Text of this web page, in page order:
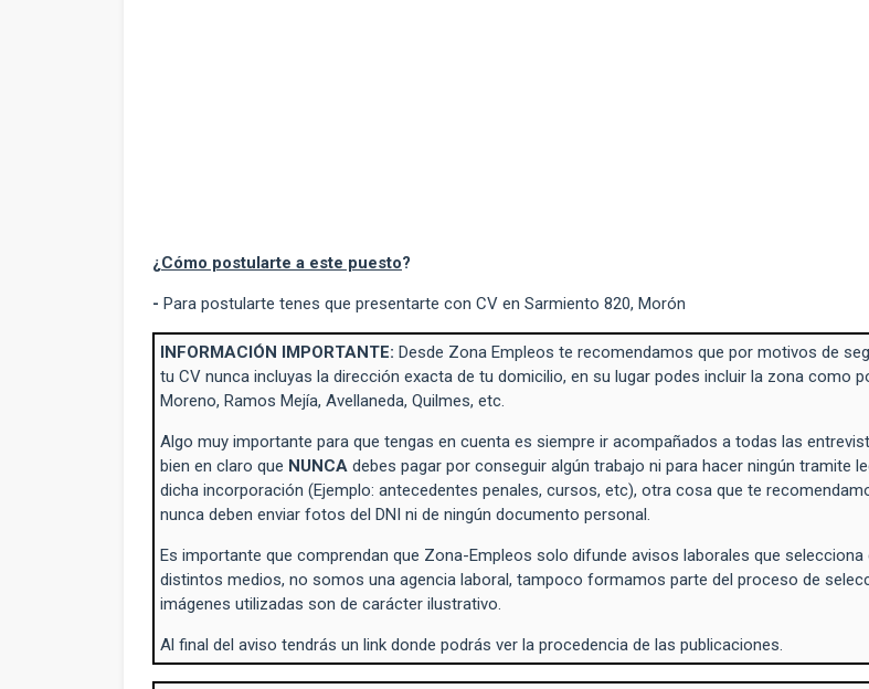
¿ Cómo postularte a este puesto?
- Para postularte tenes que presentarte con CV en Sarmiento 820, Morón
INFORMACIÓN IMPORTANTE: Desde Zona Empleos te recomendamos que por motivos de
tu CV nunca incluyas la dirección exacta de tu domicilio, en su lugar podes incluir la zona como
Moreno, Ramos Mejía, Avellaneda, Quilmes, etc.
Algo muy importante para que tengas en cuenta es siempre ir acompañados a todas las
bien en claro que NUNCA debes pagar por conseguir algún trabajo ni para hacer ningún tramite
dicha incorporación (Ejemplo: antecedentes penales, cursos, etc), otra cosa que te
nunca deben enviar fotos del DNI ni de ningún documento personal.
Es importante que comprendan que Zona-Empleos solo difunde avisos laborales que selecciona
distintos medios, no somos una agencia laboral, tampoco formamos parte del proceso de
imágenes utilizadas son de carácter ilustrativo.
Al final del aviso tendrás un link donde podrás ver la procedencia de las publicaciones.